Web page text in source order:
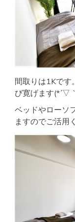
間取りは1Kです
び寛げます(*´▽
ベッドやローソ
ますのでご活用